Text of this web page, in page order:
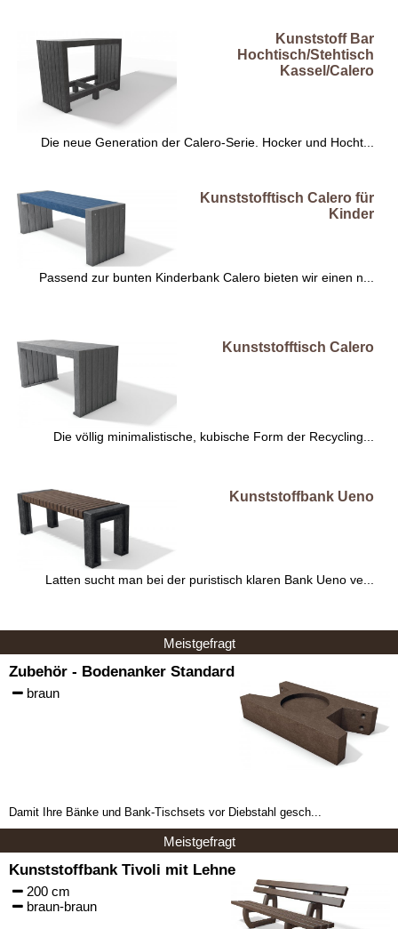
Kunststoff Bar
Hochtisch/Stehtisch
Kassel/Calero
Die neue Generation der Calero-Serie. Hocker und Hocht...
Kunststofftisch Calero für
Kinder
Passend zur bunten Kinderbank Calero bieten wir einen n...
Kunststofftisch Calero
Die völlig minimalistische, kubische Form der Recycling...
Kunststoffbank Ueno
Latten sucht man bei der puristisch klaren Bank Ueno ve...
Meistgefragt
Zubehör - Bodenanker Standard
braun
Damit Ihre Bänke und Bank-Tischsets vor Diebstahl gesch...
Meistgefragt
Kunststoffbank Tivoli mit Lehne
200 cm
braun-braun